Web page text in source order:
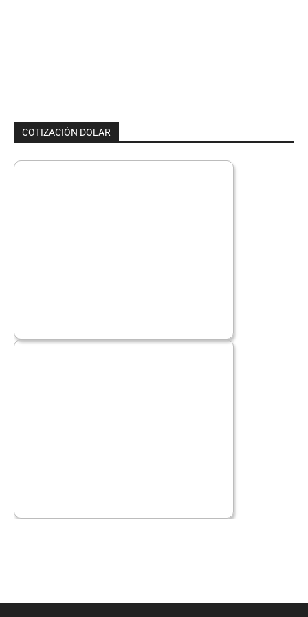
COTIZACIÓN DOLAR